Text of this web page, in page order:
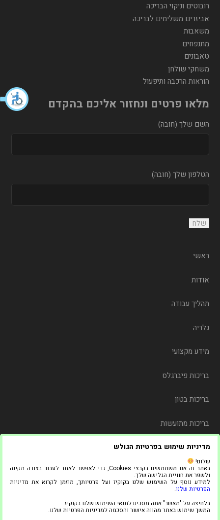
מדיניות שימוש בפרטיות הגולש
שלום!
באתר זה אנו משתמשים בקבצי Cookies, כדי לאפשר לאתר לעבוד בצורה תקינה
ולשפר את חוויית הגלישה שלך.
למידע נוסף על השימוש שלנו בקוקיז ועל פרטיותך, מוזמן לקרוא את מדיניות
הפרטיות שלנו.
בלחיצה על "מאשר" אתה מסכים לתנאי השימוש שלנו בקוקיז.
המשך שימוש באתר מהווה אישור והסכמה למדיניות הפרטיות שלנו.
רובוטים וניקוי הבריכה
אביזרים משלימים לבריכה
משאבות
מתנפחים
טאבונים
משחקי שולחן
הוראות הרכבה ותיפעול
מלאו פרטים ונחזור אליכם בהקדם
השם שלך (חובה)
הטלפון שלך (חובה)
ראשי
אודות
תהליך עבודה
גלריה
מידע מקצועי
בריכות פיברגלס
בריכות בטון
בריכות מתועשות
משלוח
צור קשר